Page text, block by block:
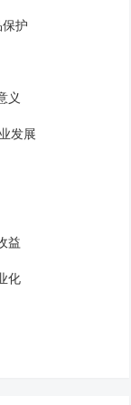
护
义
发展
益
化